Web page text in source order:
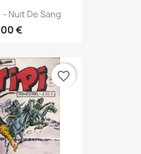
Nuit De Sang
€
favorite_border